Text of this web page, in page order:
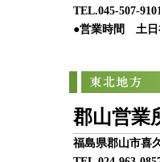
TEL.045-507-
●営業時間 土日
郡山営業
福島県郡山市喜